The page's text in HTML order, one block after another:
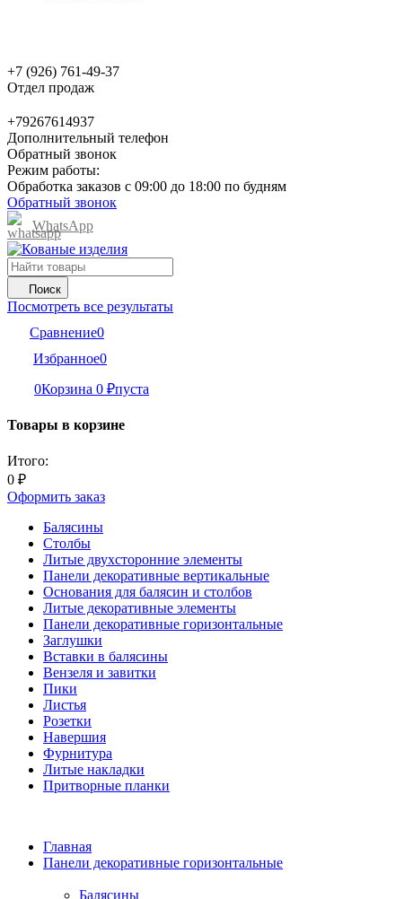
+7 (926) 761-49-37
Отдел продаж
+79267614937
Дополнительный телефон
Обратный звонок
Режим работы:
Обработка заказов с 09:00 до 18:00 по будням
Обратный звонок
WhatsApp
Поиск
Посмотреть все результаты
Сравнение0
Избранное0
0Корзина 0 ₽пуста
Товары в корзине
Итого:
0 ₽
Оформить заказ
Балясины
Столбы
Литые двухсторонние элементы
Панели декоративные вертикальные
Основания для балясин и столбов
Литые декоративные элементы
Панели декоративные горизонтальные
Заглушки
Вставки в балясины
Вензеля и завитки
Пики
Листья
Розетки
Навершия
Фурнитура
Литые накладки
Притворные планки
Главная
Панели декоративные горизонтальные
Балясины